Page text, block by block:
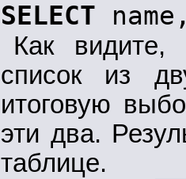
SELECT
Как видите,
список из
итоговую
эти два.
таблице.